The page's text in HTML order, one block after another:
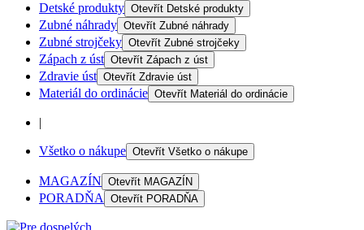
Detské produkty Otevřít Detské produkty
Zubné náhrady Otevřít Zubné náhrady
Zubné strojčeky Otevřít Zubné strojčeky
Zápach z úst Otevřít Zápach z úst
Zdravie úst Otevřít Zdravie úst
Materiál do ordinácie Otevřít Materiál do ordinácie
|
Všetko o nákupe Otevřít Všetko o nákupe
MAGAZÍN Otevřít MAGAZÍN
PORADŇA Otevřít PORADŇA